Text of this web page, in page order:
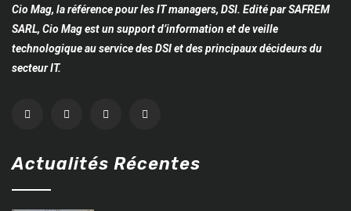
Cio Mag, la référence pour les IT managers, DSI. Edité par SAFREM
SARL, Cio Mag est un support d’information et de veille
technologique au service des DSI et des principaux décideurs du
secteur IT.
Actualités Récentes